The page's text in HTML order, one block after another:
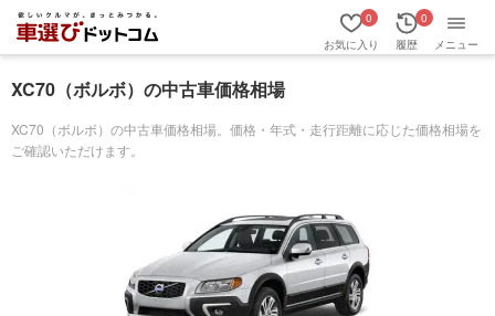
お気に入り
0
履歴
0
メニュー
XC70（ボルボ）の中古車価格相場
XC70（ボルボ）の中古車価格相場。価格・年式・走行距離に応じた価格相場を
ご確認いただけます。